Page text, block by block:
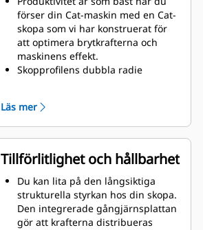
förser din Cat-maskin med en Cat-
skopa som vi har konstruerat för
att optimera brytkrafterna och
maskinens effekt.
Skopprofilens dubbla radie
frigång säkerställer att skopans
botten inte släpar, vilket minskar
underhållskostnaderna.
Bränsleförbrukningstoppar under
grävning. Cat-skoporna är
utformade för att skära genom
material snabbt och förbättra
maskinens totala effektivitet.
Lasta mer material på kortare tid.
Läs mer
Tillförlitlighet och hållbarhet
Du kan lita på den långsiktiga
strukturella styrkan hos din skopa.
Den integrerade gångjärnsplattan
gör att krafterna distribueras